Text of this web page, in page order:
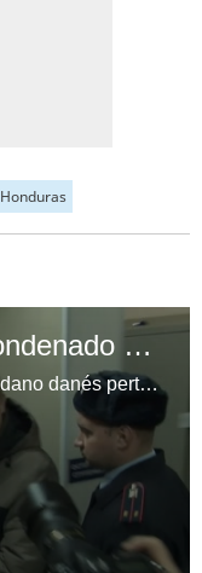
Honduras
Testigo de Jehová es condenado a seis años de cárcel
La justicia rusa condenó a un ciudadano danés perteneciente a los Testigos de Jehová a seis años de cárcel, acusándolo de "extremismo". Este es el primer fallo de estas características, luego de que este movimiento religioso fuera prohibido en Rusia en el año 2017.